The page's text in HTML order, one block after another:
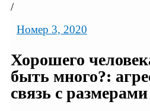
/
Номер 3, 2020
Хорошего
быть много?:
связь с